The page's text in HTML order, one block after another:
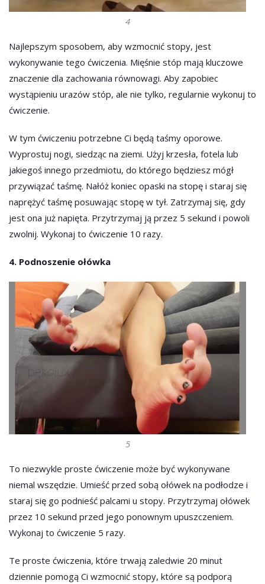
4
Najlepszym sposobem, aby wzmocnić stopy, jest
wykonywanie tego ćwiczenia. Mięśnie stóp mają kluczowe
znaczenie dla zachowania równowagi. Aby zapobiec
wystąpieniu urazów stóp, ale nie tylko, regularnie wykonuj to
ćwiczenie.
W tym ćwiczeniu potrzebne Ci będą taśmy oporowe.
Wyprostuj nogi, siedząc na ziemi. Użyj krzesła, fotela lub
jakiegoś innego przedmiotu, do którego będziesz mógł
przywiązać taśmę. Nałóż koniec opaski na stopę i staraj się
naprężyć taśmę posuwając stopę w tył. Zatrzymaj się, gdy
jest ona już napięta. Przytrzymaj ją przez 5 sekund i powoli
zwolnij. Wykonaj to ćwiczenie 10 razy.
4. Podnoszenie ołówka
5
To niezwykle proste ćwiczenie może być wykonywane
niemal wszędzie. Umieść przed sobą ołówek na podłodze i
staraj się go podnieść palcami u stopy. Przytrzymaj ołówek
przez 10 sekund przed jego ponownym upuszczeniem.
Wykonaj to ćwiczenie 5 razy.
Te proste ćwiczenia, które trwają zaledwie 20 minut
dziennie pomogą Ci wzmocnić stopy, które są podporą